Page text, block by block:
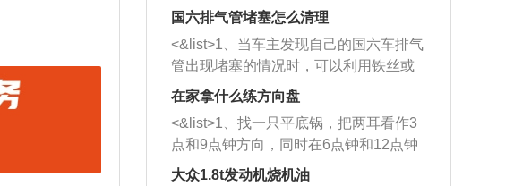
牌，但是中高低端的轮胎都有生产，这
也是为了更好的开拓市场。
国六排气管堵塞怎么清理
<&list>1、当车主发现自己的国六车排气
管出现堵塞的情况时，可以利用铁丝或
者是细棍，直接将杂物给取出来，如果
堵塞情况比较严重，也可以采取应急措
施。 <&list>2、直接利用木棍将所有的
杂物推到排气管里面的位置处，然后将
三元催化器拆解开，就可以将堵塞的东
在家拿什么练方向盘
<&list>1、找一只平底锅，把两耳看作3
点和9点钟方向，同时在6点钟和12点钟
方向做一个标记。 <&list>2、双手握住
大众1.8t发动机烧机油